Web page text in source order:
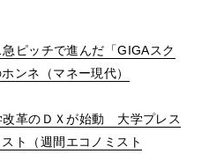
ピッチで進んだ「GIGAスク
ンネ（マネー現代）
改革のＤＸが始動 大学プレス
ト（週間エコノミスト